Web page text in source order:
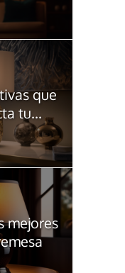
que
tu...
mejores